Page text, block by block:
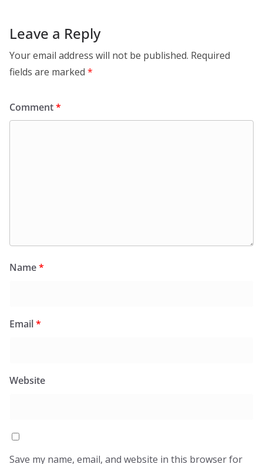
Leave a Reply
Your email address will not be published. Required
fields are marked *
Comment*
Name*
Email*
Website
Save my name, email, and website in this browser for